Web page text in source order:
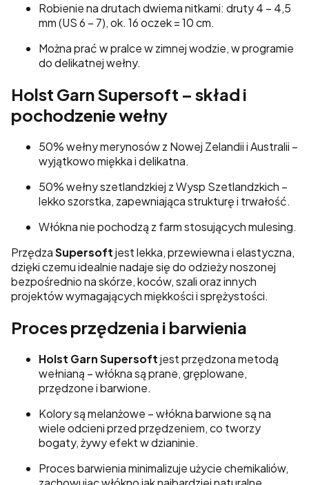
Robienie na drutach dwiema nitkami: druty 4 – 4,5
mm (US 6 – 7), ok. 16 oczek = 10 cm.
Można prać w pralce w zimnej wodzie, w programie
do delikatnej wełny.
Holst Garn Supersoft – skład i
pochodzenie wełny
50% wełny merynosów z Nowej Zelandii i Australii –
wyjątkowo miękka i delikatna.
50% wełny szetlandzkiej z Wysp Szetlandzkich –
lekko szorstka, zapewniająca strukturę i trwałość.
Włókna nie pochodzą z farm stosujących mulesing.
PrzędzaSupersoftjest lekka, przewiewna i elastyczna,
dzięki czemu idealnie nadaje się do odzieży noszonej
bezpośrednio na skórze, koców, szali oraz innych
projektów wymagających miękkości i sprężystości.
Proces przędzenia i barwienia
Holst Garn Supersoftjest przędzona metodą
wełnianą – włókna są prane, gręplowane,
przędzone i barwione.
Kolory są melanżowe – włókna barwione są na
wiele odcieni przed przędzeniem, co tworzy
bogaty, żywy efekt w dzianinie.
Proces barwienia minimalizuje użycie chemikaliów,